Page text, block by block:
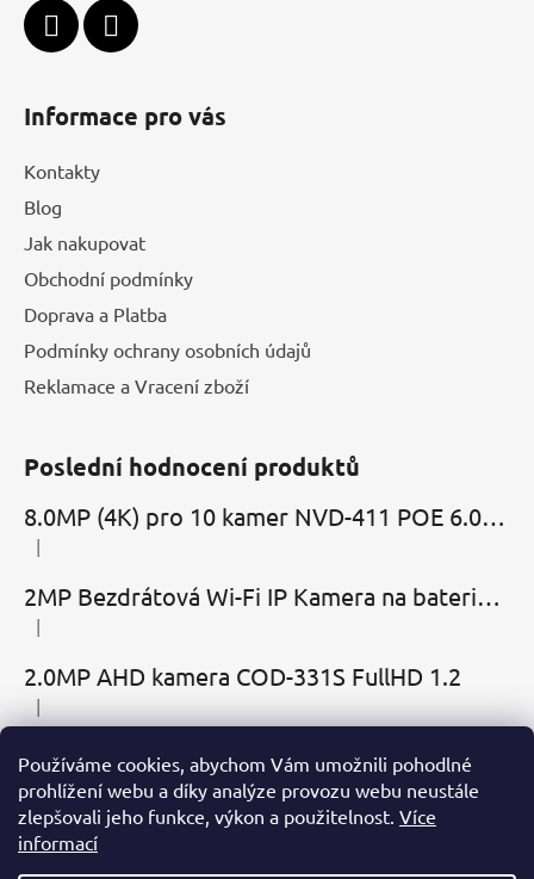
Používáme cookies, abychom Vám umožnili pohodlné
prohlížení webu a díky analýze provozu webu neustále
zlepšovali jeho funkce, výkon a použitelnost. Více
informací
Informace pro vás
Kontakty
Blog
Jak nakupovat
Obchodní podmínky
Doprava a Platba
Podmínky ochrany osobních údajů
Reklamace a Vracení zboží
Poslední hodnocení produktů
8.0MP (4K) pro 10 kamer NVD-411 POE 6.0 Cloud
Hodnocení produktu je 5 z 5 hvězdiček.
|
2MP Bezdrátová Wi-Fi IP Kamera na baterie MBC-Cubic s mikrofonem, reproduktorem a slotem microSD
Hodnocení produktu je 2 z 5 hvězdiček.
|
2.0MP AHD kamera COD-331S FullHD 1.2
Hodnocení produktu je 5 z 5 hvězdiček.
|
Přijímáme online platby